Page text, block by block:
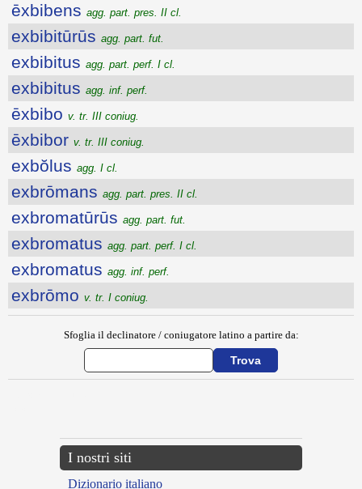
ēxbibens agg. part. pres. II cl.
exbibitūrūs agg. part. fut.
exbibitus agg. part. perf. I cl.
exbibitus agg. inf. perf.
ēxbibo v. tr. III coniug.
ēxbibor v. tr. III coniug.
exbŏlus agg. I cl.
exbrōmans agg. part. pres. II cl.
exbromatūrūs agg. part. fut.
exbromatus agg. part. perf. I cl.
exbromatus agg. inf. perf.
exbrōmo v. tr. I coniug.
Sfoglia il declinatore / coniugatore latino a partire da:
I nostri siti
Dizionario italiano